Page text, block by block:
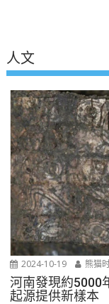
人文
2024-10-19 熊猫
河南發現約
起源提供新樣本